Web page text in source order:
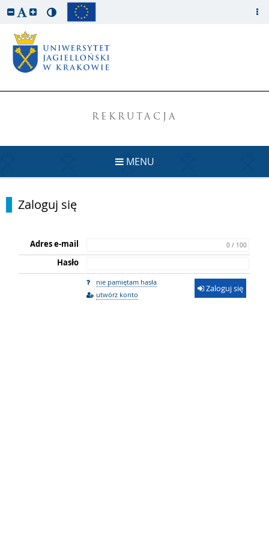
REKRUTACJA
MENU
Zaloguj się
Adres e-mail 0 / 100
Hasło
nie pamiętam hasła
utwórz konto
Zaloguj się